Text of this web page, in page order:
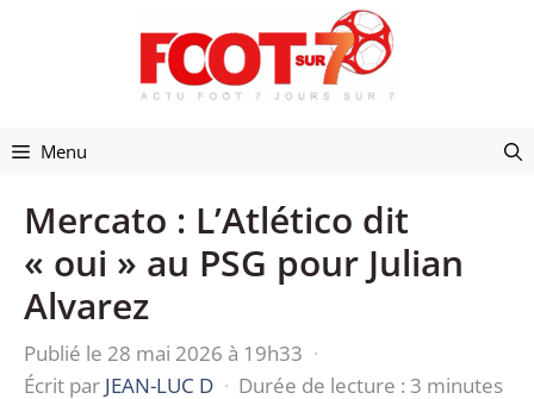
Menu
Mercato : L’Atlético dit
« oui » au PSG pour Julian
Alvarez
Publié le 28 mai 2026 à 19h33 ·
Écrit par JEAN-LUC D · Durée de lecture : 3 minutes